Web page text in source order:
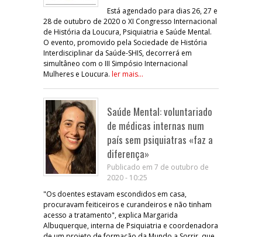
Está agendado para dias 26, 27 e
28 de outubro de 2020 o XI Congresso Internacional
de História da Loucura, Psiquiatria e Saúde Mental.
O evento, promovido pela Sociedade de História
Interdisciplinar da Saúde-SHIS, decorrerá em
simultâneo com o III Simpósio Internacional
Mulheres e Loucura. ler mais...
Saúde Mental: voluntariado
de médicas internas num
país sem psiquiatras «faz a
diferença»
Publicado em 7 de outubro de
2020 - 10:25
"Os doentes estavam escondidos em casa,
procuravam feiticeiros e curandeiros e não tinham
acesso a tratamento", explica Margarida
Albuquerque, interna de Psiquiatria e coordenadora